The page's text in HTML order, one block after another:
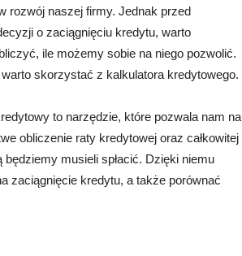
rozwój naszej firmy. Jednak przed
o zaciągnięciu kredytu, warto
ile możemy sobie na niego pozwolić.
skorzystać z kalkulatora kredytowego.
to narzędzie, które pozwala nam na
obliczenie raty kredytowej oraz całkowitej
będziemy musieli spłacić. Dzięki niemu
zaciągnięcie kredytu, a także porównać